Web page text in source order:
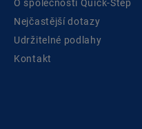
O společnosti Quick-Step
Nejčastější dotazy
Udržitelné podlahy
Kontakt